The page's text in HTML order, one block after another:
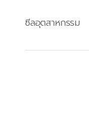
ซีลอุตสาหกรรม